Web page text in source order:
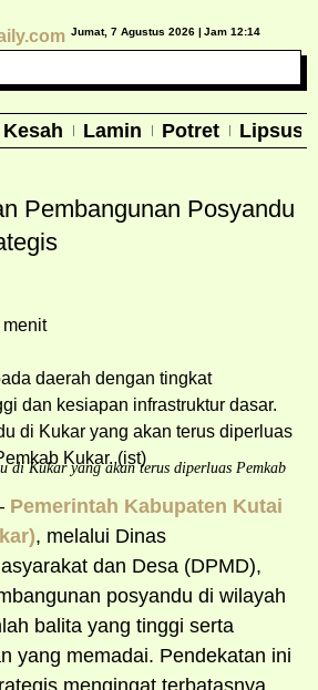
Jumat, 7 Agustus 2026 | Jam 12:14
Kesah Lamin Potret Lipsus
Pembangunan Posyandu
daerah dengan tingkat
dan kesiapan infrastruktur dasar.
di Kukar yang akan terus diperluas Pemkab
Pemerintah Kabupaten Kutai
, melalui Dinas
dan Desa (DPMD),
posyandu di wilayah
balita yang tinggi serta
yang memadai. Pendekatan ini
mengingat terbatasnya